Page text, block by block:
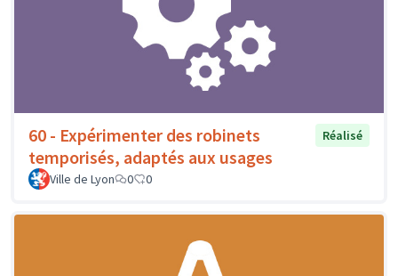
60 - Expérimenter des robinets
temporisés, adaptés aux usages
Réalisé
Ville de Lyon 0 0